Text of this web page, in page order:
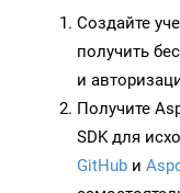
Создайте
получить
и
Получите
SDK для
GitHub и